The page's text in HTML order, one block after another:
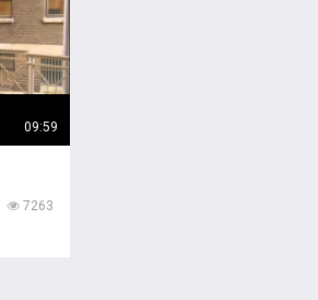
09:59
7263